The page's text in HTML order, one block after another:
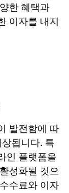
한 혜택과
이자를 내지
발전함에 따
됩니다. 특
인 플랫폼을
성화될 것으
수료와 이자